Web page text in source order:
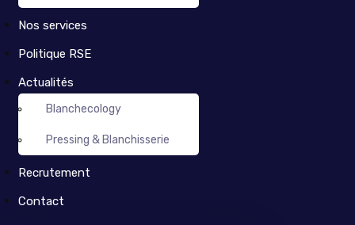
Nos services
Politique RSE
Actualités
Blanchecology
Pressing & Blanchisserie
Recrutement
Contact